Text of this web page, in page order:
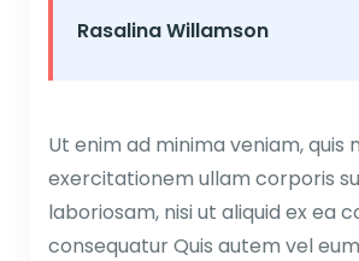
Rasalina Willamson
Ut enim ad minima veniam, quis
exercitationem ullam corporis
laboriosam, nisi ut aliquid ex ea
consequatur Quis autem vel